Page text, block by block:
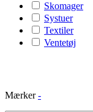
Skomager
Systuer
Textiler
Ventetøj
Mærker -